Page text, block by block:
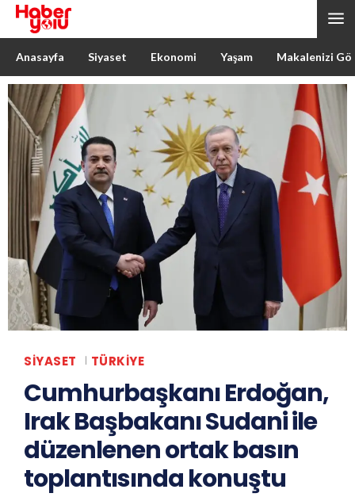
Anasayfa Siyaset Ekonomi Yaşam Makalenizi
SIYASET TÜRKIYE
Cumhurbaşkanı Erdoğan,
Irak Başbakanı Sudani ile
düzenlenen ortak basın
toplantısında konuştu